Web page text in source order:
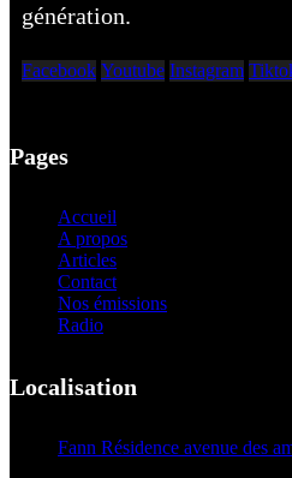
génération.
Facebook Youtube Instagram
Pages
Accueil
A propos
Articles
Contact
Nos émissions
Radio
Localisation
Fann Résidence avenue des